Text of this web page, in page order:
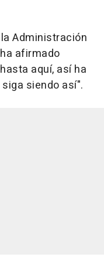
Administración
afirmado
aquí, así ha
siendo así".